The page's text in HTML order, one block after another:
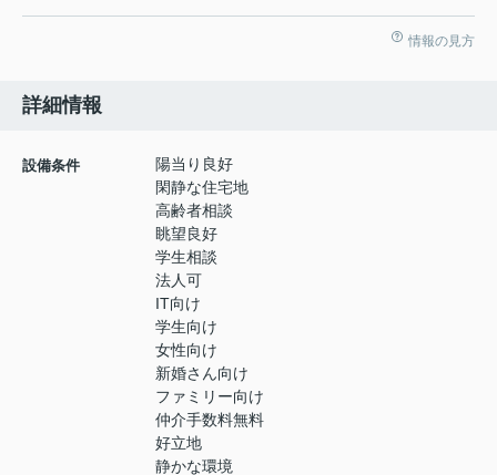
情報の見方
詳細情報
設備条件
陽当り良好
閑静な住宅地
高齢者相談
眺望良好
学生相談
法人可
IT向け
学生向け
女性向け
新婚さん向け
ファミリー向け
仲介手数料無料
好立地
静かな環境